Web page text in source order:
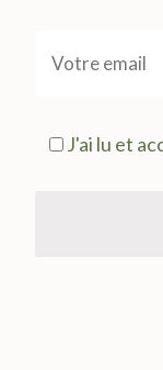
J'ai lu et